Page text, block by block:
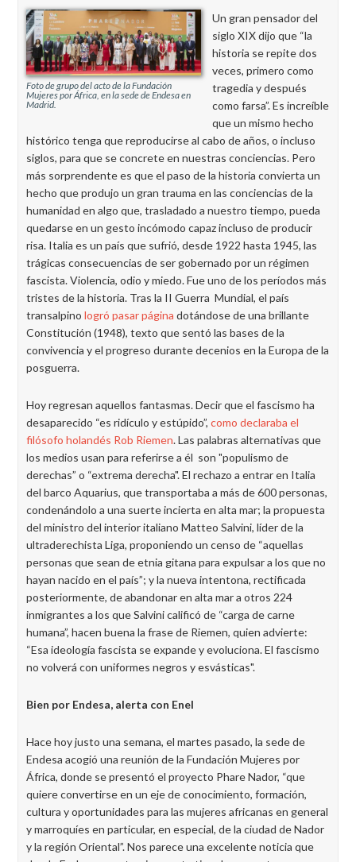
Foto de grupo del acto de la Fundación
Mujeres por África, en la sede de Endesa en
Madrid.
Un gran pensador del
siglo XIX dijo que “la
historia se repite dos
veces, primero como
tragedia y después
como farsa”. Es increíble
que un mismo hecho
histórico tenga que reproducirse al cabo de años, o incluso
siglos, para que se concrete en nuestras conciencias. Pero
más sorprendente es que el paso de la historia convierta un
hecho que produjo un gran trauma en las conciencias de la
humanidad en algo que, trasladado a nuestro tiempo, pueda
quedarse en un gesto incómodo capaz incluso de producir
risa. Italia es un país que sufrió, desde 1922 hasta 1945, las
trágicas consecuencias de ser gobernado por un régimen
fascista. Violencia, odio y miedo. Fue uno de los períodos más
tristes de la historia. Tras la II Guerra Mundial, el país
transalpino logró pasar página dotándose de una brillante
Constitución (1948), texto que sentó las bases de la
convivencia y el progreso durante decenios en la Europa de la
posguerra.
Hoy regresan aquellos fantasmas. Decir que el fascismo ha
desaparecido “es ridículo y estúpido”, como declaraba el
filósofo holandés Rob Riemen. Las palabras alternativas que
los medios usan para referirse a él son "populismo de
derechas” o “extrema derecha". El rechazo a entrar en Italia
del barco Aquarius, que transportaba a más de 600 personas,
condenándolo a una suerte incierta en alta mar; la propuesta
del ministro del interior italiano Matteo Salvini, líder de la
ultraderechista Liga, proponiendo un censo de “aquellas
personas que sean de etnia gitana para expulsar a los que no
hayan nacido en el país”; y la nueva intentona, rectificada
posteriormente, de abandonar en alta mar a otros 224
inmigrantes a los que Salvini calificó de “carga de carne
humana”, hacen buena la frase de Riemen, quien advierte:
“Esa ideología fascista se expande y evoluciona. El fascismo
no volverá con uniformes negros y esvásticas".
Bien por Endesa, alerta con Enel
Hace hoy justo una semana, el martes pasado, la sede de
Endesa acogió una reunión de la Fundación Mujeres por
África, donde se presentó el proyecto Phare Nador, “que
quiere convertirse en un eje de conocimiento, formación,
cultura y oportunidades para las mujeres africanas en general
y marroquíes en particular, en especial, de la ciudad de Nador
y la región Oriental”. Nos parece una excelente noticia que